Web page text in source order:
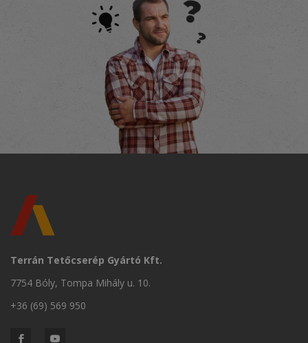
Terrán Tetőcserép Gyártó Kft.
7754 Bóly, Tompa Mihály u. 10.
+36 (69) 569 950